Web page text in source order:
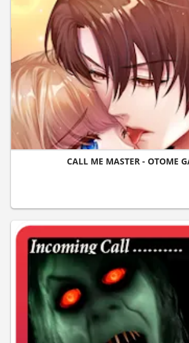
CALL ME MASTER - OTOME